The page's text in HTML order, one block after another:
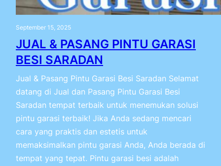
September 15, 2025
JUAL & PASANG PINTU GARASI
BESI SARADAN
Jual & Pasang Pintu Garasi Besi Saradan Selamat
datang di Jual dan Pasang Pintu Garasi Besi
Saradan tempat terbaik untuk menemukan solusi
pintu garasi terbaik! Jika Anda sedang mencari
cara yang praktis dan estetis untuk
memaksimalkan pintu garasi Anda, Anda berada di
tempat yang tepat. Pintu garasi besi adalah